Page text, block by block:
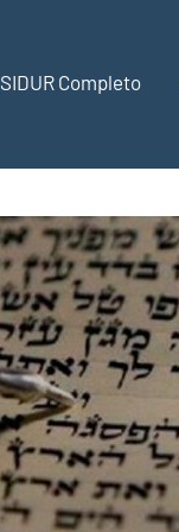
SIDUR Completo